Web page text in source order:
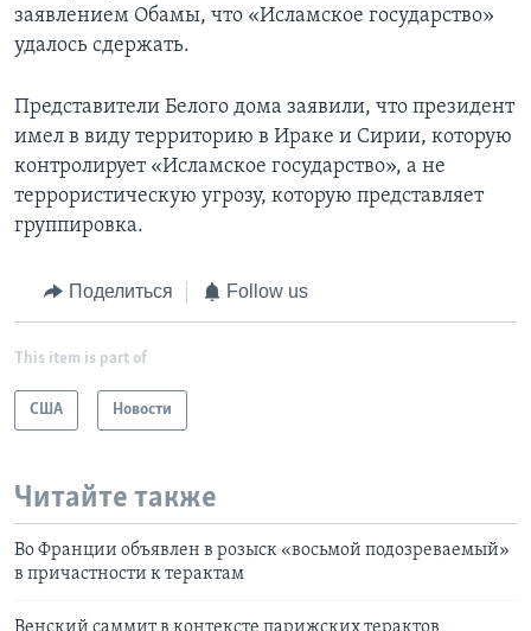
заявлением Обамы, что «Исламское государство»
удалось сдержать.
Представители Белого дома заявили, что президент
имел в виду территорию в Ираке и Сирии, которую
контролирует «Исламское государство», а не
террористическую угрозу, которую представляет
группировка.
Поделиться Follow us
This item is part of
США Новости
Читайте также
Во Франции объявлен в розыск «восьмой подозреваемый»
в причастности к терактам